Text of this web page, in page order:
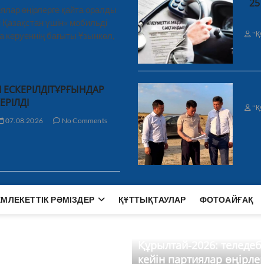
өңірлерге қайта оралды
үшін» мобильді
бағыты Ұзынкөл,
07.08.2026 No Comments
РӘМІЗДЕР ҚҰТТЫҚТАУЛАР ФОТОАЙҒАҚ
Құрылтай-2026:
кейін партиялар